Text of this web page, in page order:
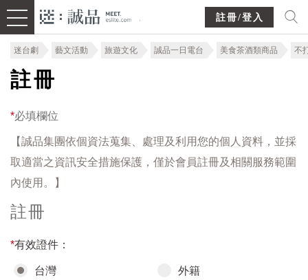
註冊/登入
迷台劇 藝文活動 旅遊文化 誠品一日電台 美食茶酒類商品 不
註冊
*必填欄位
【誠品集團依個資法蒐集、處理及利用您的個人資料，並採
取適當之資訊安全措施保護，僅於會員註冊及相關服務範圍
內使用。】
註冊
*有效證件：
台灣 外籍